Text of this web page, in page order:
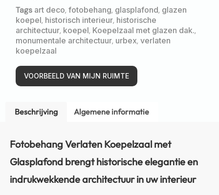
Tags art deco, fotobehang, glasplafond, glazen
koepel, historisch interieur, historische
architectuur, koepel, Koepelzaal met glazen dak.,
monumentale architectuur, urbex, verlaten
koepelzaal
VOORBEELD VAN MIJN RUIMTE
Beschrijving Algemene informatie
Fotobehang Verlaten Koepelzaal met
Glasplafond brengt historische elegantie en
indrukwekkende architectuur in uw interieur